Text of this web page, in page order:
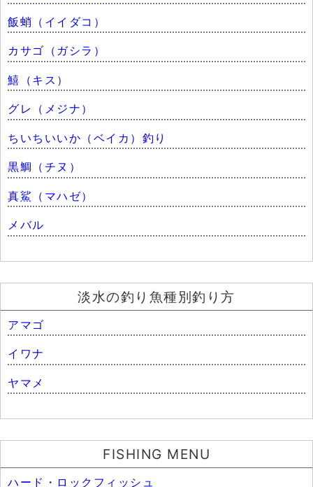
飯蛸（イイダコ）
カサゴ（ガシラ）
鱚（キス）
グレ（メジナ）
ちいちいいか（ベイカ）釣り
黒鯛（チヌ）
真鯊（マハゼ）
メバル
淡水の釣り魚種別釣り方
アマゴ
イワナ
ヤマメ
FISHING MENU
ハード・ロックフィッシュ